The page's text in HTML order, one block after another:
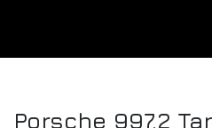
Porsche 997.2